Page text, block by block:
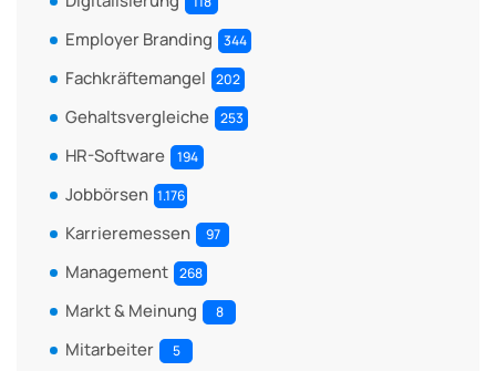
Employer Branding 344
Fachkräftemangel 202
Gehaltsvergleiche 253
HR-Software 194
Jobbörsen 1.176
Karrieremessen 97
Management 268
Markt & Meinung 8
Mitarbeiter 5